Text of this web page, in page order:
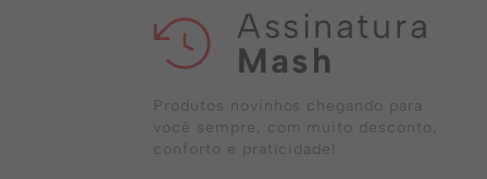
Assinatura
Mash
Produtos novinhos chegando para
você sempre, com muito desconto,
conforto e praticidade!